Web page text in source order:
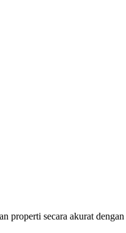
properti secara akurat dengan